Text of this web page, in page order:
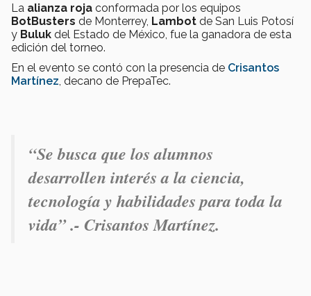
La alianza roja conformada por los equipos
BotBusters de Monterrey, Lambot de San Luis Potosí
y Buluk del Estado de México, fue la ganadora de esta
edición del torneo.
En el evento se contó con la presencia de Crisantos
Martínez , decano de PrepaTec.
“Se busca que los alumnos
desarrollen interés a la ciencia,
tecnología y habilidades para toda la
vida” .- Crisantos Martínez.